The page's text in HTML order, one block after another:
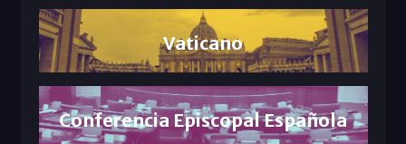
Vaticano
Conferencia Episcopal Española